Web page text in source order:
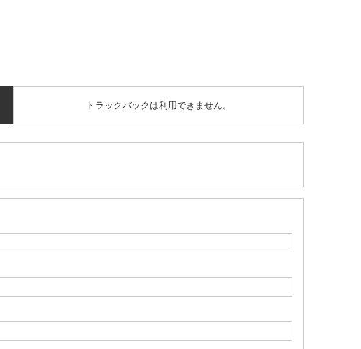
トラックバックは利用できません。